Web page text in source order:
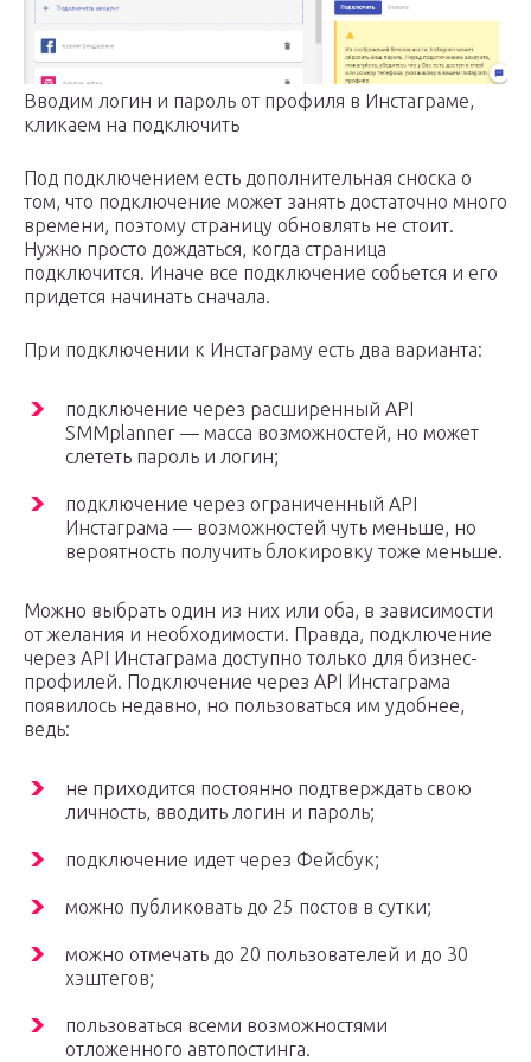
Вводим логин и пароль от профиля в Инстаграме,
кликаем на подключить
Под подключением есть дополнительная сноска о
том, что подключение может занять достаточно много
времени, поэтому страницу обновлять не стоит.
Нужно просто дождаться, когда страница
подключится. Иначе все подключение собьется и его
придется начинать сначала.
При подключении к Инстаграму есть два варианта:
подключение через расширенный API
SMMplanner — масса возможностей, но может
слететь пароль и логин;
подключение через ограниченный API
Инстаграма — возможностей чуть меньше, но
вероятность получить блокировку тоже меньше.
Можно выбрать один из них или оба, в зависимости
от желания и необходимости. Правда, подключение
через API Инстаграма доступно только для бизнес-
профилей. Подключение через API Инстаграма
появилось недавно, но пользоваться им удобнее,
ведь:
не приходится постоянно подтверждать свою
личность, вводить логин и пароль;
подключение идет через Фейсбук;
можно публиковать до 25 постов в сутки;
можно отмечать до 20 пользователей и до 30
хэштегов;
пользоваться всеми возможностями
отложенного автопостинга.